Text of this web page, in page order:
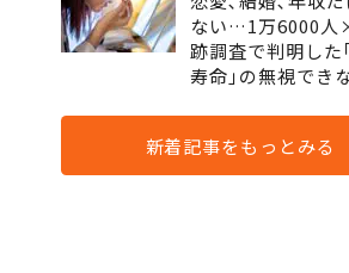
ない…1万6000人
跡調査で判明した
寿命｣の無視でき
新着記事をもっとみる